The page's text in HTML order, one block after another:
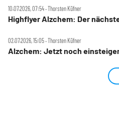
10.07.2026, 07:54 ‧ Thorsten Küfner
Highflyer Alzchem: Der
02.07.2026, 15:05 ‧ Thorsten Küfner
Alzchem: Jetzt noch